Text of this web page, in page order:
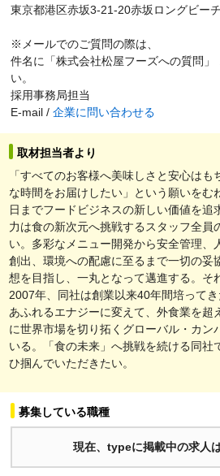
東京都港区赤坂3-21-20赤坂ロングビー
※メールでのご質問の際は、
件名に「株式会社松屋フーズへの質問」
い。
採用事務局担当
E-mail / 企業に問い合わせる
取材担当者より
「すべてのお客様へ美味しさと安心は
な時間をお届けしたい」という願いをむ
日までフードビジネスの新しい価値を追
力は食の新次元へ挑戦するスタッフ全員
い。多彩なメニュー開発から安全管理、
創出、環境への配慮に至るまで一切の妥
想を目指し、一丸となって邁進する。そ
2007年、同社は創業以来40年間培って
あふれるエナジーに変えて、外食業を超
に世界市場を切り拓くグローバル・カン
いる。「食の未来」へ挑戦を続ける同社
ひ掴んでいただきたい。
募集している職種
現在、typeに掲載中の求人